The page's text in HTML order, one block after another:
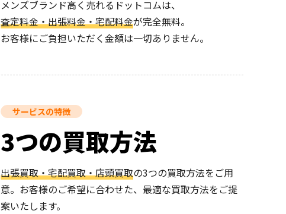
メンズブランド高く売れるドットコムは、
査定料金・出張料金・宅配料金が完全無料。
お客様にご負担いただく金額は一切ありません。
サービスの特徴
3つの買取方法
出張買取・宅配買取・店頭買取の3つの買取方法をご用
意。お客様のご希望に合わせた、最適な買取方法をご提
案いたします。